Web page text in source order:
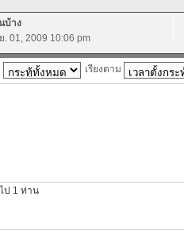
บ้าง
. 01, 2009 10:06 pm
เรียงตาม
ป 1 ท่าน